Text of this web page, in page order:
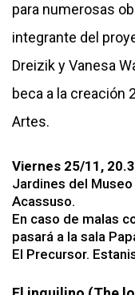
para numerosas
integrante del
Dreizik y Vanesa
beca a la creación
Artes.
Viernes 25/11,
Jardines del
Acassuso.
En caso de malas
pasará a la sala
El Precursor.